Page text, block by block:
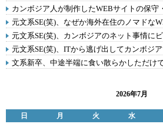
カンボジア人が制作したWEBサイトの保守
元文系SE(笑)、なぜか海外在住のノマドな
元文系SE(笑)、カンボジアのネット事情にビ
元文系SE(笑)、ITから逃げ出してカンボジア
文系新卒、中途半端に食い散らかしただけ
2026年7月
日 月 火 水